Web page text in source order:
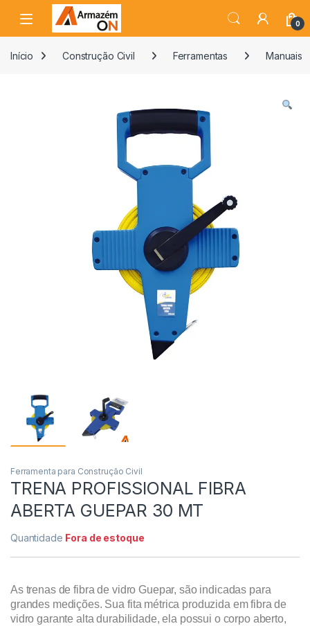
0
Início Construção Civil Ferramentas Manuais
Ferramenta para Construção Civil
TRENA PROFISSIONAL FIBRA
ABERTA GUEPAR 30 MT
Quantidade Fora de estoque
As trenas de fibra de vidro Guepar, são indicadas para
grandes medições. Sua fita métrica produzida em fibra de
vidro garante alta durabilidade, ela possui o corpo aberto,